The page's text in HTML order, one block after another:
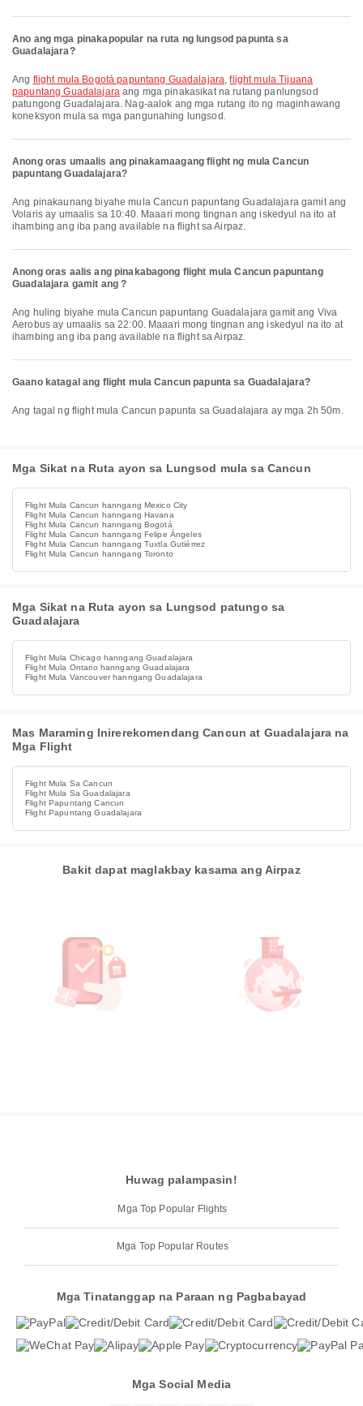
Ano ang mga pinakapopular na ruta ng lungsod papunta sa
Guadalajara?
Ang flight mula Bogotá papuntang Guadalajara,flight mula Tijuana
papuntang Guadalajaraang mga pinakasikat na rutang panlungsod
patungong Guadalajara. Nag-aalok ang mga rutang ito ng maginhawang
koneksyon mula sa mga pangunahing lungsod.
Anong oras umaalis ang pinakamaagang flight ng mula Cancun
papuntang Guadalajara?
Ang pinakaunang biyahe mula Cancun papuntang Guadalajara gamit ang
Volaris ay umaalis sa 10:40. Maaari mong tingnan ang iskedyul na ito at
ihambing ang iba pang available na flight sa Airpaz.
Anong oras aalis ang pinakabagong flight mula Cancun papuntang
Guadalajara gamit ang ?
Ang huling biyahe mula Cancun papuntang Guadalajara gamit ang Viva
Aerobus ay umaalis sa 22:00. Maaari mong tingnan ang iskedyul na ito at
ihambing ang iba pang available na flight sa Airpaz.
Gaano katagal ang flight mula Cancun papunta sa Guadalajara?
Ang tagal ng flight mula Cancun papunta sa Guadalajara ay mga 2h 50m.
Mga Sikat na Ruta ayon sa Lungsod mula sa Cancun
Flight Mula Cancun hanngang Mexico City
Flight Mula Cancun hanngang Havana
Flight Mula Cancun hanngang Bogotá
Flight Mula Cancun hanngang Felipe Ángeles
Flight Mula Cancun hanngang Tuxtla Gutiérrez
Flight Mula Cancun hanngang Toronto
Mga Sikat na Ruta ayon sa Lungsod patungo sa
Guadalajara
Flight Mula Chicago hanngang Guadalajara
Flight Mula Ontario hanngang Guadalajara
Flight Mula Vancouver hanngang Guadalajara
Mas Maraming Inirerekomendang Cancun at Guadalajara na
Mga Flight
Flight Mula Sa Cancun
Flight Mula Sa Guadalajara
Flight Papuntang Cancun
Flight Papuntang Guadalajara
Bakit dapat maglakbay kasama ang Airpaz
Huwag palampasin!
Mga Top Popular Flights
Mga Top Popular Routes
Mga Tinatanggap na Paraan ng Pagbabayad
Mga Social Media